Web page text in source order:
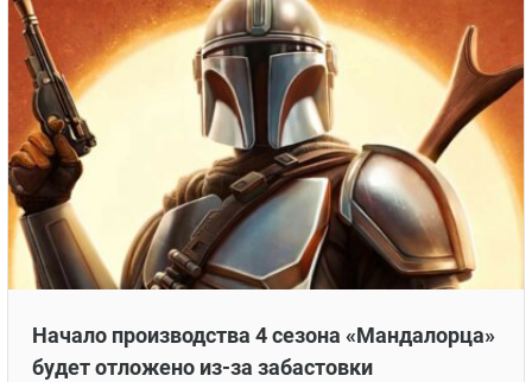
Начало производства 4 сезона «Мандалорца»
будет отложено из-за забастовки